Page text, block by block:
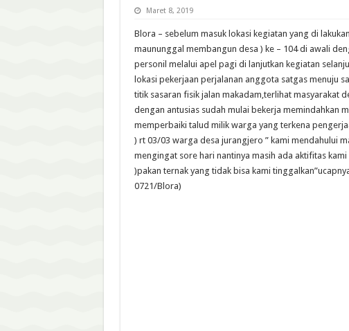
Maret 8, 2019
Blora – sebelum masuk lokasi kegiatan yang di
maununggal membangun desa ) ke – 104 di awali
personil melalui apel pagi di lanjutkan kegiatan
lokasi pekerjaan perjalanan anggota satgas menuju
titik sasaran fisik jalan makadam,terlihat masyarakat
dengan antusias sudah mulai bekerja memindahkan
memperbaiki talud milik warga yang terkena
) rt 03/03 warga desa jurangjero ” kami mendahului
mengingat sore hari nantinya masih ada aktifitas
)pakan ternak yang tidak bisa kami
0721/Blora)